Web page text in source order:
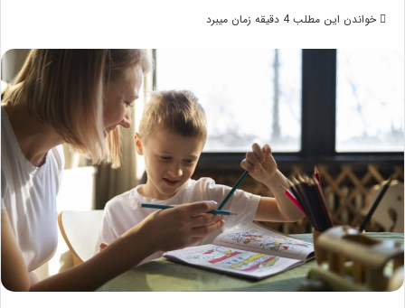
خواندن این مطلب 4 دقیقه زمان میبرد